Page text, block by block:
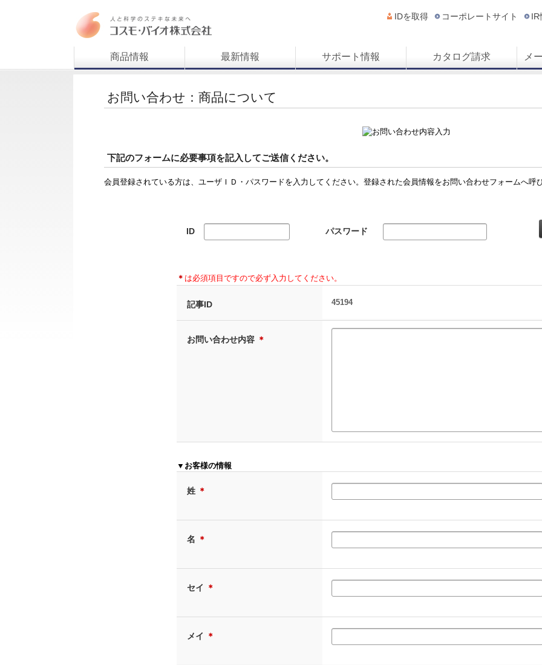
IDを取得 コーポレートサイト IR
商品情報 最新情報 サポート情報 カタログ請求 メ
お問い合わせ：商品について
下記のフォームに必要事項を記入してご送信ください。
会員登録されている方は、ユーザＩＤ・パスワードを入力してください。登録された会員情報をお問い合わせフォームへ呼
ID パスワード
＊ は必須項目ですので必ず入力してください。
記事ID 45194
お問い合わせ内容 ＊
▼お客様の情報
姓 ＊
名 ＊
セイ ＊
メイ ＊